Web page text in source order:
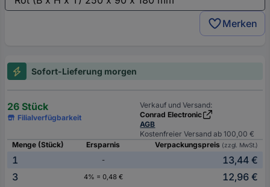
Merken
Sofort-Lieferung morgen
26 Stück
Filialverfügbarkeit
Verkauf und Versand:
Conrad Electronic
AGB
Kostenfreier Versand ab 100,00 €
Menge (Stück)
Ersparnis Verpackungspreis (zzgl. MwSt.)
1 -
13,44 €
3
4% = 0,48 €
12,96 €